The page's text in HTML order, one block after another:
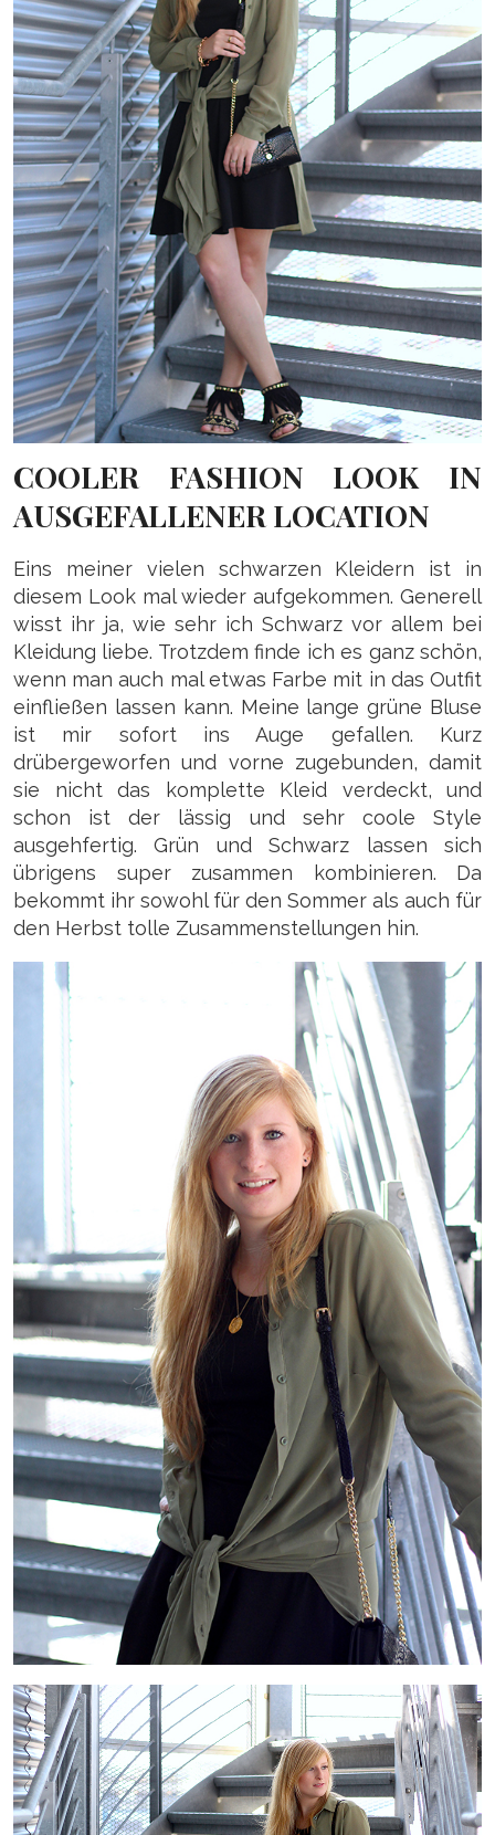
COOLER FASHION LOOK IN
AUSGEFALLENER LOCATION
Eins meiner vielen schwarzen Kleidern ist in
diesem Look mal wieder aufgekommen. Generell
wisst ihr ja, wie sehr ich Schwarz vor allem bei
Kleidung liebe. Trotzdem finde ich es ganz schön,
wenn man auch mal etwas Farbe mit in das Outfit
einfließen lassen kann. Meine lange grüne Bluse
ist mir sofort ins Auge gefallen. Kurz
drübergeworfen und vorne zugebunden, damit
sie nicht das komplette Kleid verdeckt, und
schon ist der lässig und sehr coole Style
ausgehfertig. Grün und Schwarz lassen sich
übrigens super zusammen kombinieren. Da
bekommt ihr sowohl für den Sommer als auch für
den Herbst tolle Zusammenstellungen hin.